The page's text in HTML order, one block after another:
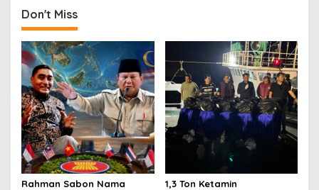
n
a
v
i
g
a
t
i
o
Don't Miss
Rahman Sabon Nama 1,3 Ton Ketamin